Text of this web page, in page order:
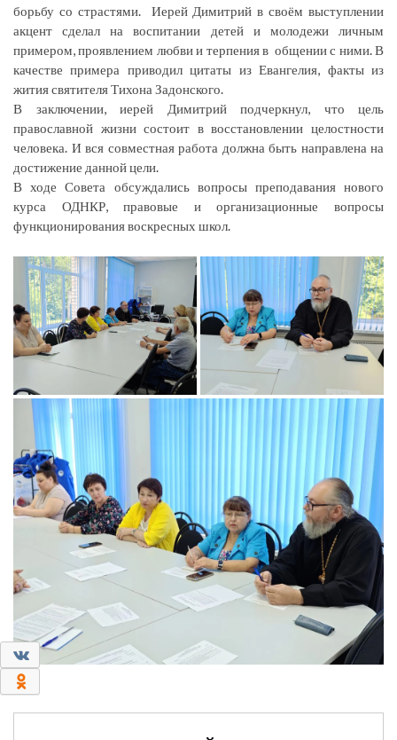
0
борьбу со страстями. Иерей Димитрий в своём выступлении
акцент сделал на воспитании детей и молодежи личным
примером, проявлением любви и терпения в общении с ними. В
качестве примера приводил цитаты из Евангелия, факты из
жития святителя Тихона Задонского.
В заключении, иерей Димитрий подчеркнул, что цель
православной жизни состоит в восстановлении целостности
человека. И вся совместная работа должна быть направлена на
достижение данной цели.
В ходе Совета обсуждались вопросы преподавания нового
курса ОДНКР, правовые и организационные вопросы
функционирования воскресных школ.